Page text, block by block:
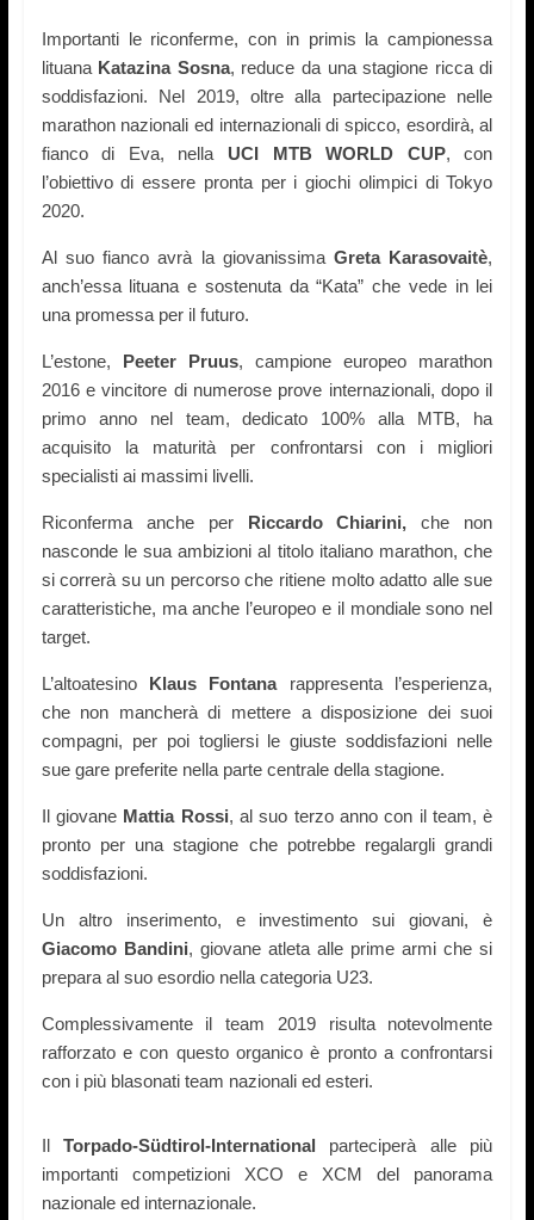
Importanti le riconferme, con inprimis la campionessa
lituana Katazina Sosna, reduce da una stagione ricca di
soddisfazioni. Nel 2019, oltre alla partecipazione nelle
marathon nazionali ed internazionali di spicco, esordirà, al
fianco di Eva, nella UCI MTB WORLD CUP,con
l’obiettivo di essere pronta per i giochi olimpici di Tokyo
2020.
Al suo fianco avrà la giovanissimaGreta Karasovaitè,
anch’essa lituana e sostenuta da “Kata” che vede in lei
una promessa per il futuro.
L’estone, Peeter Pruus, campione europeo marathon
2016 e vincitore di numerose prove internazionali, dopo il
primo anno nel team, dedicato 100% alla MTB, ha
acquisito la maturità per confrontarsi con i migliori
specialisti ai massimi livelli.
Riconferma anche per Riccardo Chiarini,che non
nascondele sua ambizioni al titolo italiano marathon, che
si correrà su un percorso che ritiene molto adatto alle sue
caratteristiche, ma anche l’europeo e il mondiale sono nel
target.
L’altoatesino Klaus Fontanarappresenta l’esperienza,
che non mancherà di mettere a disposizione deisuoi
compagni, per poi togliersi le giuste soddisfazioni nelle
sue gare preferite nella parte centrale della stagione.
Il giovane Mattia Rossi, al suo terzoanno con il team, è
pronto per una stagione che potrebbe regalargli grandi
soddisfazioni.
Un altro inserimento, e investimento sui giovani, è
Giacomo Bandini, giovane atleta alle prime armi che si
prepara al suo esordio nella categoria U23.
Complessivamente il team 2019 risulta notevolmente
rafforzato e con questo organico è pronto a confrontarsi
con i più blasonati team nazionali ed esteri.
IlTorpado-Südtirol-International parteciperà alle più
importanti competizioni XCO e XCM del panorama
nazionale ed internazionale.